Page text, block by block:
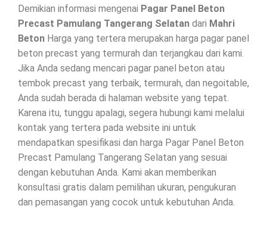
Demikian informasi mengenai Pagar Panel Beton
Precast Pamulang Tangerang Selatan dari Mahri
Beton Harga yang tertera merupakan harga pagar panel
beton precast yang termurah dan terjangkau dari kami.
Jika Anda sedang mencari pagar panel beton atau
tembok precast yang terbaik, termurah, dan negoitable,
Anda sudah berada di halaman website yang tepat.
Karena itu, tunggu apalagi, segera hubungi kami melalui
kontak yang tertera pada website ini untuk
mendapatkan spesifikasi dan harga Pagar Panel Beton
Precast Pamulang Tangerang Selatan yang sesuai
dengan kebutuhan Anda. Kami akan memberikan
konsultasi gratis dalam pemilihan ukuran, pengukuran
dan pemasangan yang cocok untuk kebutuhan Anda.